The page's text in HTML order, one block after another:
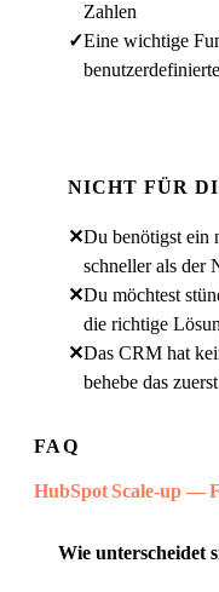
Zahlen
✓Eine wichtige
NICHT FÜR
✕Du benötigst ein
schneller als der
✕Du möchtest
die richtige
✕Das CRM hat
behebe das zuerst
FAQ
HubSpot Scale-up —
Wie unterscheidet